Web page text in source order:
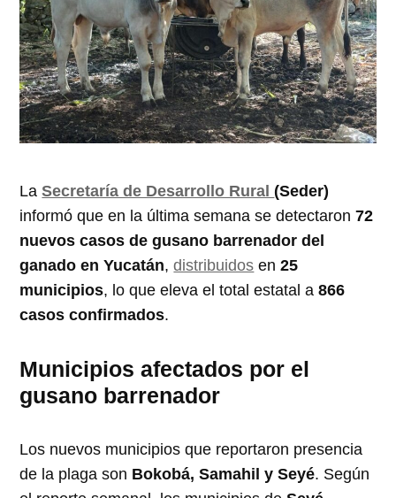
LaSecretaría de Desarrollo Rural (Seder)
informó que en la última semana se detectaron72
nuevos casos de gusano barrenador del
ganado en Yucatán,distribuidos en25
municipios, lo que eleva el total estatal a866
casos confirmados.
Municipios afectados por el
gusano barrenador
Los nuevos municipios que reportaron presencia
de la plaga son Bokobá, Samahil y Seyé. Según